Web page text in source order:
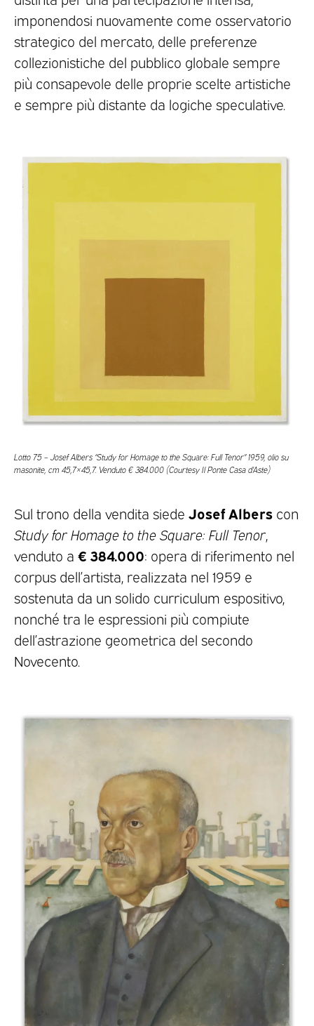
imponendosi nuovamente come osservatorio
strategico del mercato, delle preferenze
collezionistiche del pubblico globale sempre
più consapevole delle proprie scelte artistiche
e sempre più distante da logiche speculative.
Lotto 75 – Josef Albers “Study for Homage to the Square: Full Tenor” 1959, olio su
masonite, cm 45,7×45,7. Venduto € 384.000 (Courtesy Il Ponte Casa d’Aste)
Sul trono della vendita siede Josef Albers con
Study for Homage to the Square: Full Tenor
venduto a € 384.000: opera di riferimento nel
corpus dell’artista, realizzata nel 1959 e
sostenuta da un solido curriculum espositivo,
nonché tra le espressioni più compiute
dell’astrazione geometrica del secondo
Novecento.